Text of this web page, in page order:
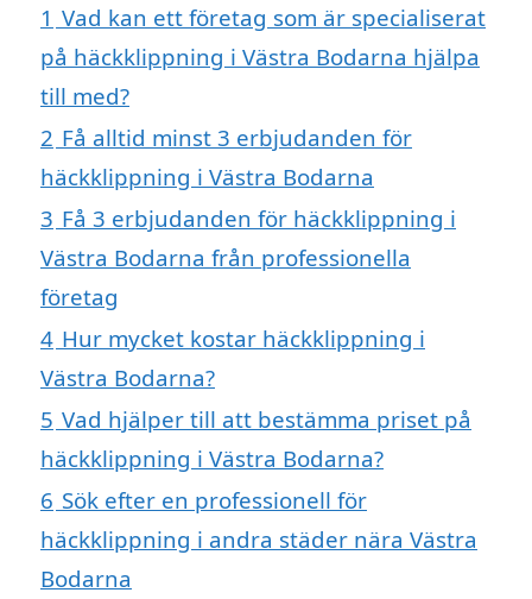
1 Vad kan ett företag som är specialiserat
på häckklippning i Västra Bodarna hjälpa
till med?
2 Få alltid minst 3 erbjudanden för
häckklippning i Västra Bodarna
3 Få 3 erbjudanden för häckklippning i
Västra Bodarna från professionella
företag
4 Hur mycket kostar häckklippning i
Västra Bodarna?
5 Vad hjälper till att bestämma priset på
häckklippning i Västra Bodarna?
6 Sök efter en professionell för
häckklippning i andra städer nära Västra
Bodarna